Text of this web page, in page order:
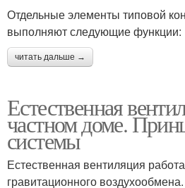
Отдельные элементы типовой
выполняют следующие функции:
читать дальше →
Естественная
частном доме.
системы
Естественная вентиляция
гравитационного